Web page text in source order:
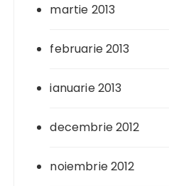
martie 2013
februarie 2013
ianuarie 2013
decembrie 2012
noiembrie 2012